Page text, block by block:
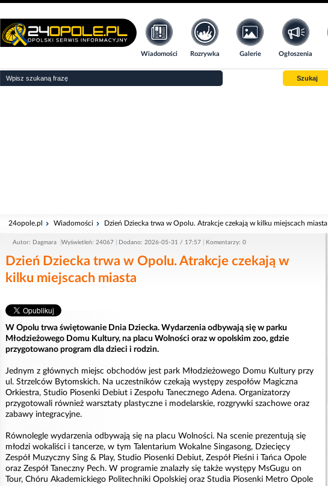
Wiadomości Rozrywka Galerie Ogłoszenia
Szukaj
24opole.pl Wiadomości Dzień Dziecka trwa w Opolu. Atrakcje czekają w kilku miejscach miasta
Autor: Dagmara Wyświetleń: 24067 Dodano: 2026-05-31 / 17:57 Komentarzy: 0
Dzień Dziecka trwa w Opolu. Atrakcje czekają w
kilku miejscach miasta
W Opolu trwa świętowanie Dnia Dziecka. Wydarzenia odbywają się w parku
Młodzieżowego Domu Kultury, na placu Wolności oraz w opolskim zoo, gdzie
przygotowano program dla dzieci i rodzin.
Jednym z głównych miejsc obchodów jest park Młodzieżowego Domu Kultury przy
ul. Strzelców Bytomskich. Na uczestników czekają występy zespołów Magiczna
Orkiestra, Studio Piosenki Debiut i Zespołu Tanecznego Adena. Organizatorzy
przygotowali również warsztaty plastyczne i modelarskie, rozgrywki szachowe oraz
zabawy integracyjne.
Równolegle wydarzenia odbywają się na placu Wolności. Na scenie prezentują się
młodzi wokaliści i tancerze, w tym Talentarium Wokalne Singasong, Dziecięcy
Zespół Muzyczny Sing & Play, Studio Piosenki Debiut, Zespół Pieśni i Tańca Opole
oraz Zespół Taneczny Pech. W programie znalazły się także występy MsGugu on
Tour, Chóru Akademickiego Politechniki Opolskiej oraz Studia Piosenki Metro Opole